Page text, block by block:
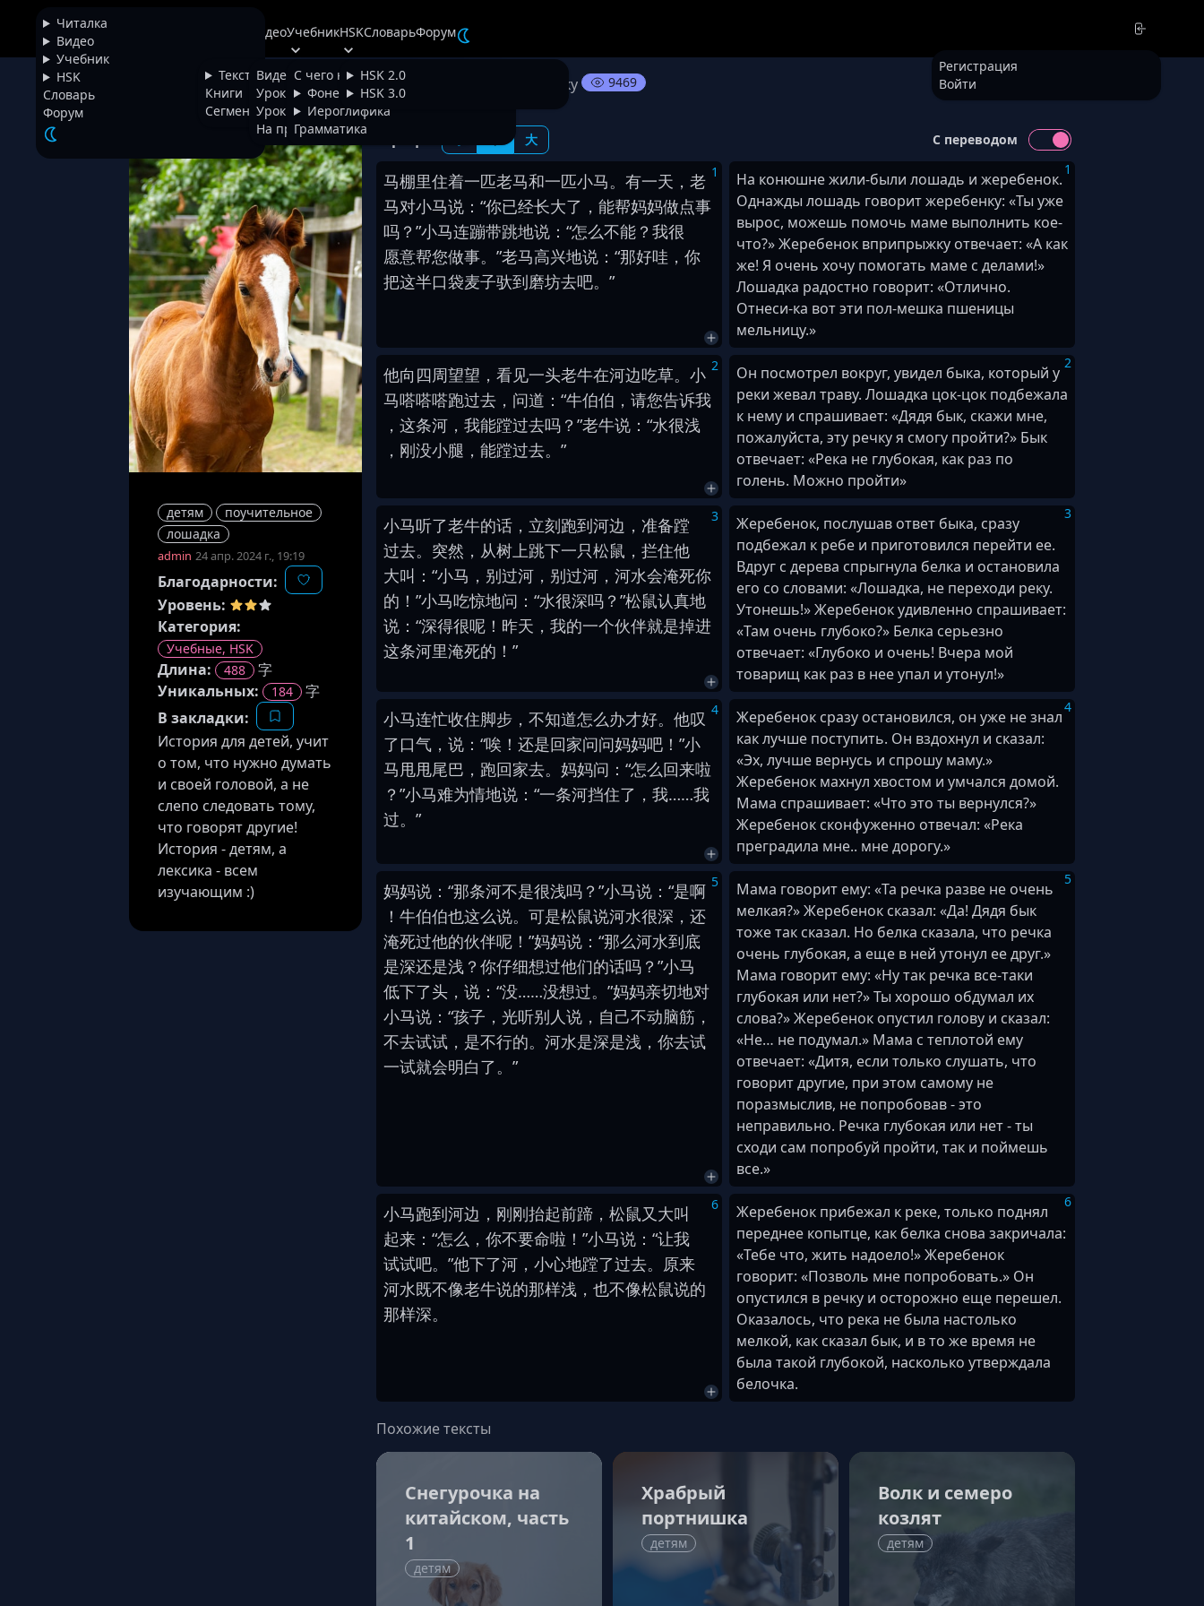
Читалка
Видео
Учебник
HSK
Словарь
Форум
Chinese
Тексты
Книги
Сегментатор
Видео
Видео
Уроки фонетики
Уроки иероглифики
На проверке
Учебник
С чего начать
Фонетика
Иероглифика
Грамматика
HSK
HSK 2.0
HSK 3.0
СловарьФорум
Регистрация
Войти
Жеребенок переходит речку 9469
детям
поучительное
лошадка
admin 24 апр. 2024 г., 19:19
Благодарности:
Уровень:
Категория:
Учебные, HSK
Длина: 488
字
Уникальных:
184
字
В закладки:
История для детей, учит
о том, что нужно думать
и своей головой, а не
слепо следовать тому,
что говорят другие!
История - детям, а
лексика - всем
изучающим :)
大
С переводом
1
马棚里住着一匹老马和一匹小马。 有一天 ， 老
马对小马说 ： “你已经长大了 ， 能帮妈妈做点事
吗 ？ ”小马连蹦带跳地说 ： “怎么不能 ？ 我很
愿意帮您做事。 ”老马高兴地说 ： “那好哇 ， 你
把这半口袋麦子驮到磨坊去吧。 ”
1
На конюшне жили-были лошадь и жеребенок.
Однажды лошадь говорит жеребенку: «Ты уже
вырос, можешь помочь маме выполнить кое-
что?» Жеребенок вприпрыжку отвечает: «А как
же! Я очень хочу помогать маме с делами!»
Лошадка радостно говорит: «Отлично.
Отнеси-ка вот эти пол-мешка пшеницы
мельницу.»
2
他向 四周望望 ， 看见一头老牛在河边吃草。 小
马嗒嗒嗒跑过去 ， 问道 ： “牛伯伯 ， 请您告诉我
， 这条河 ， 我能蹚过去吗 ？ ”老牛说 ： “水很浅
， 刚没小腿 ， 能蹚过去。 ”
2
Он посмотрел вокруг, увидел быка, который у
реки жевал траву. Лошадка цок-цок подбежала
к нему и спрашивает: «Дядя бык, скажи мне,
пожалуйста, эту речку я смогу пройти?» Бык
отвечает: «Река не глубокая, как раз по
голень. Можно пройти»
3
小马听了老牛的话 ， 立刻跑到河边 ， 准备蹚
过去。 突然 ， 从树上跳下一只松鼠 ， 拦住他
大叫 ： “小马 ， 别过河 ， 别过河 ， 河水会淹死你
的 ！ ”小马吃惊地问 ： “水很深吗 ？ ”松鼠认真地
说 ： “深得很呢 ！ 昨天 ， 我的一个伙伴就是掉进
这条河里淹死的 ！ ”
3
Жеребенок, послушав ответ быка, сразу
подбежал к ребе и приготовился перейти ее.
Вдруг с дерева спрыгнула белка и остановила
его со словами: «Лошадка, не переходи реку.
Утонешь!» Жеребенок удивленно спрашивает:
«Там очень глубоко?» Белка серьезно
отвечает: «Глубоко и очень! Вчера мой
товарищ как раз в нее упал и утонул!»
4
小马连忙收住脚步 ， 不知道怎么办才好。 他叹
了口气 ， 说 ： “唉 ！ 还是回家问问妈妈吧 ！ ”小
马甩甩尾巴 ， 跑回家去。 妈妈问 ： “怎么回来啦
？ ”小马难为情地说 ： “一条河挡住了 ， 我……我
过。 ”
4
Жеребенок сразу остановился, он уже не знал
как лучше поступить. Он вздохнул и сказал:
«Эх, лучше вернусь и спрошу маму.»
Жеребенок махнул хвостом и умчался домой.
Мама спрашивает: «Что это ты вернулся?»
Жеребенок сконфуженно отвечал: «Река
преградила мне.. мне дорогу.»
5
妈妈说 ： “那条河不是很浅吗 ？ ”小马说 ： “是啊
！ 牛伯伯也这么说。 可是松鼠说河水很深 ， 还
淹死过他的伙伴呢 ！ ”妈妈说 ： “那么河水到底
是深还是浅 ？ 你仔细想过他们的话吗 ？ ”小马
低下了头 ， 说 ： “没……没想过。 ”妈妈亲切地对
小马说 ： “孩子 ， 光听别人说 ， 自己不动脑筋 ，
不去试试 ， 是不行的。 河水是深是浅 ， 你去试
一试就会明白了。 ”
5
Мама говорит ему: «Та речка разве не очень
мелкая?» Жеребенок сказал: «Да! Дядя бык
тоже так сказал. Но белка сказала, что речка
очень глубокая, а еще в ней утонул ее друг.»
Мама говорит ему: «Ну так речка все-таки
глубокая или нет?» Ты хорошо обдумал их
слова?» Жеребенок опустил голову и сказал:
«Не… не подумал.» Мама с теплотой ему
отвечает: «Дитя, если только слушать, что
говорит другие, при этом самому не
поразмыслив, не попробовав - это
неправильно. Речка глубокая или нет - ты
сходи сам попробуй пройти, так и поймешь
все.»
6
小马跑到河边 ， 刚刚抬起前蹄 ， 松鼠又大叫
起来 ： “怎么 ， 你不要命啦 ！ ”小马说 ： “让我
试试吧。 ”他下了河 ， 小心地蹚了过去。 原来
河水既不像老牛说的那样浅 ， 也不像松鼠说的
那样深。
6
Жеребенок прибежал к реке, только поднял
переднее копытце, как белка снова закричала:
«Тебе что, жить надоело!» Жеребенок
говорит: «Позволь мне попробовать.» Он
опустился в речку и осторожно еще перешел.
Оказалось, что река не была настолько
мелкой, как сказал бык, и в то же время не
была такой глубокой, насколько утверждала
белочка.
Похожие тексты
Снегурочка на
китайском, часть
1
детям
Храбрый
портнишка
детям
Волк и семеро
козлят
детям